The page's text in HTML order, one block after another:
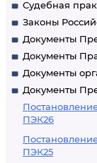
Судебная
Законы
Документы
Документы
Документы
Документы
ПЭК26
ПЭК25